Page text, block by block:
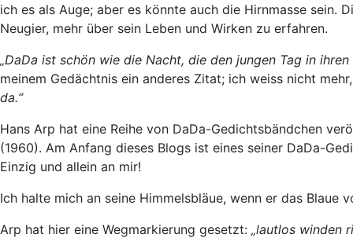
ich es als Auge; aber es könnte auch die Hirnmasse sein.
Neugier, mehr über sein Leben und Wirken zu erfahren.
„DaDa ist schön wie die Nacht, die den jungen Tag in ihren
meinem Gedächtnis ein anderes Zitat; ich weiss nicht
da.“
Hans Arp hat eine Reihe von DaDa-Gedichtsbändchen
(1960). Am Anfang dieses Blogs ist eines seiner DaDa-
Einzig und allein an mir!
Ich halte mich an seine Himmelsbläue, wenn er das
Arp hat hier eine Wegmarkierung gesetzt: „lautlos winden